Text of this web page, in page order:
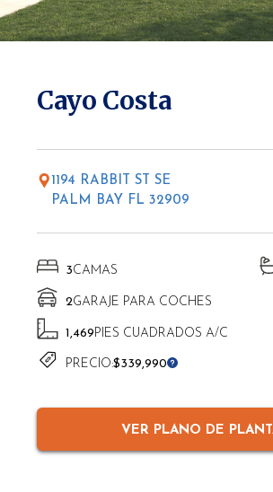
Cayo Costa
1194 RABBIT ST SE
PALM BAY FL 32909
3CAMAS
2GARAJE PARA COCHES
1,469 PIES CUADRADOS A/C
PRECIO:$339,990
VER PLANO DE